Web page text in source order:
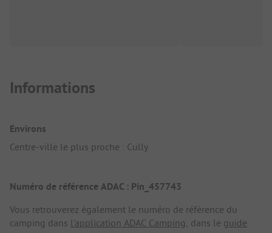
Informations
Environs
Centre-ville le plus proche : Cully
Numéro de référence ADAC : Pin_457743
Vous retrouverez également le numéro de référence du
camping dans l'application ADAC Camping, dans le guide